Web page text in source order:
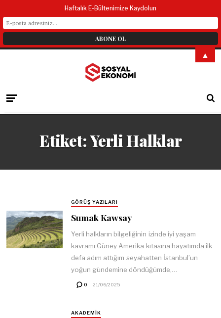
Etiket:Yerli Halklar
GÖRÜŞ YAZILARI
Sumak Kawsay
Yerli halkların bilgeliğinin izinde iyi yaşam
kavramı Güney Amerika kıtasına hayatımda ilk
defa adım attığım seyahatten İstanbul’un
yoğun gündemine döndüğümde,…
0 21/06/2025
AKADEMIK
Haftalık E-Bültenimize Kaydolun
▲